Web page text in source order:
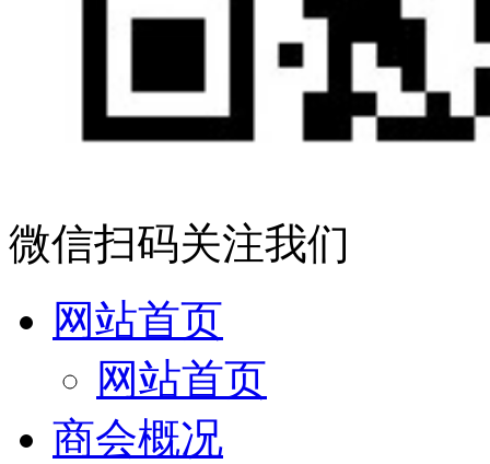
微信扫码关注我们
网站首页
网站首页
商会概况